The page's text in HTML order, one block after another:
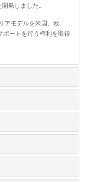
発しました。
アモデルを米国、欧
ポートを行う権利を取得